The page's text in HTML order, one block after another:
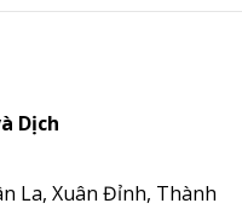
38.000.000
Dịch
La, Xuân Đỉnh, Thành